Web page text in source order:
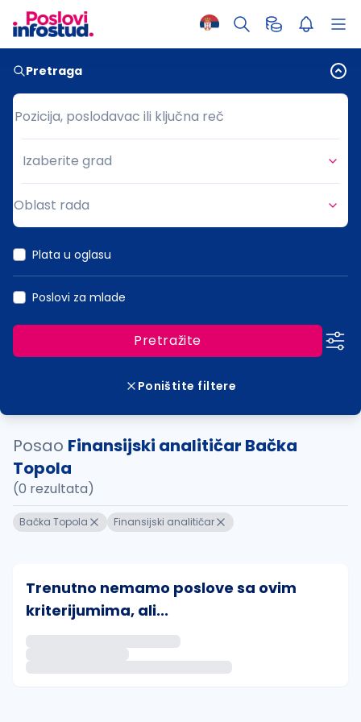
Pretraga
Pozicija, poslodavac ili ključna reč
Pozicija, poslodavac ili ključna reč
Grad
Izaberite grad
Oblast rada
Plata u oglasu
Poslovi za mlade
Pretražite
Poništite filtere
Posao Finansijski analitičar Bačka
Topola
(0 rezultata)
Bačka Topola Finansijski analitičar
Trenutno nemamo poslove sa ovim
kriterijumima, ali...